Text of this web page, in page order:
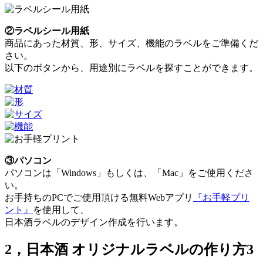
②ラベルシール用紙
商品にあった材質、形、サイズ、機能のラベルをご準備くだ
さい。
以下のボタンから、用途別にラベルを探すことができます。
③パソコン
パソコンは「Windows」もしくは、「Mac」をご使用くださ
い。
お手持ちのPCでご使用頂ける無料Webアプリ
『お手軽プリ
ント』
を使用して、
日本酒ラベルのデザイン作成を行います。
2，日本酒 オリジナルラベルの作り方3